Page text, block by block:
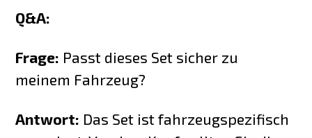
Q&A:
Frage: Passt dieses Set sicher zu
meinem Fahrzeug?
Antwort: Das Set ist fahrzeugspezifisch